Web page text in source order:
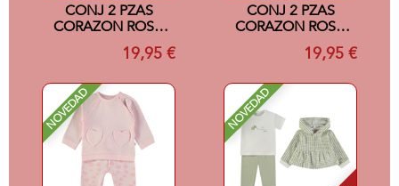
CONJ 2 PZAS
CORAZON ROSA
19,95 €
CONJ 2 PZAS
CORAZON ROSA
19,95 €
NOVEDAD NOVEDAD